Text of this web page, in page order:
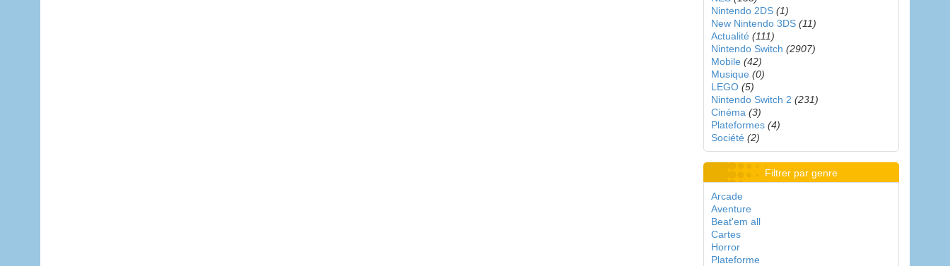
Nintendo 2DS (1)
New Nintendo 3DS (11)
Actualité (111)
Nintendo Switch (2907)
Mobile (42)
Musique (0)
LEGO (5)
Nintendo Switch 2 (231)
Cinéma (3)
Plateformes (4)
Société (2)
Filtrer par genre
Arcade
Aventure
Beat'em all
Cartes
Horror
Plateforme